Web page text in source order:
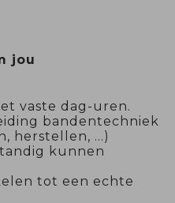
jou
vaste dag-uren.
bandentechniek
herstellen, …)
kunnen
tot een echte